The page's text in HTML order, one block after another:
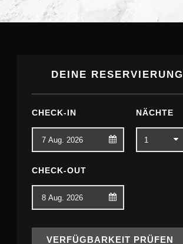
DEINE RESERVIERUNG
CHECK-IN NÄCHTE
CHECK-OUT